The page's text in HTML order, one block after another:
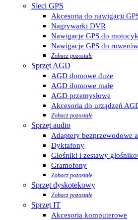
Sieci GPS
Akcesoria do nawigacji
Nagrywarki DVR
Nawigacje GPS do
Nawigacje GPS do rowerów
Zobacz pozostałe
Sprzęt AGD
AGD domowe duże
AGD domowe małe
AGD przemysłowe
Akcesoria do urządzeń
Zobacz pozostałe
Sprzęt audio
Adaptery bezprzewodowe
Dyktafony
Głośniki i zestawy
Gramofony
Zobacz pozostałe
Sprzęt dyskotekowy
Zobacz pozostałe
Sprzęt IT
Akcesoria komputerowe